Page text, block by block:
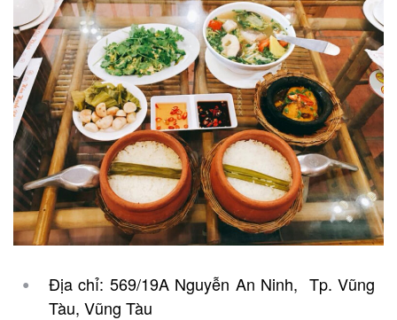
Địa chỉ: 569/19A Nguyễn An Ninh, Tp. Vũng
Tàu, Vũng Tàu